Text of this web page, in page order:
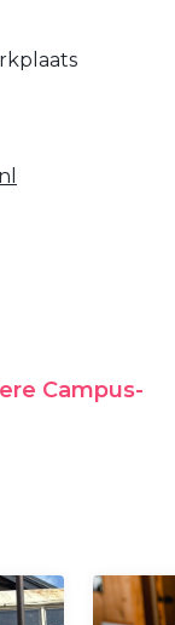
Campus-